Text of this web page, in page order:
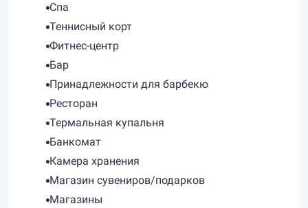
Спа
Теннисный корт
Фитнес-центр
Бар
Принадлежности для барбекю
Ресторан
Термальная купальня
Банкомат
Камера хранения
Магазин сувениров/подарков
Магазины